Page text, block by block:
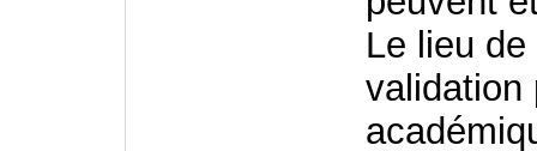
Le lieu
validation